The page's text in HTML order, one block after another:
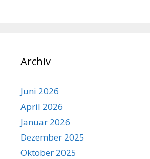
Archiv
Juni 2026
April 2026
Januar 2026
Dezember 2025
Oktober 2025